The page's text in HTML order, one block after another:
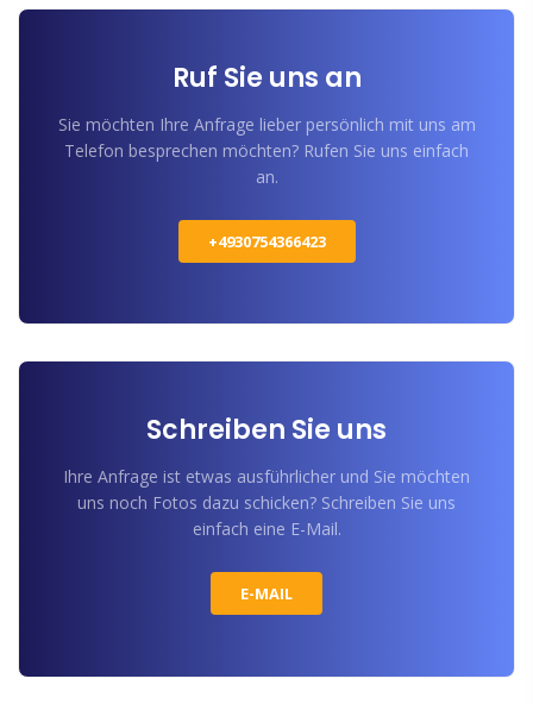
Ruf Sie uns an
Sie möchten Ihre Anfrage lieber persönlich mit uns am
Telefon besprechen möchten? Rufen Sie uns einfach
an.
+4930754366423
Schreiben Sie uns
Ihre Anfrage ist etwas ausführlicher und Sie möchten
uns noch Fotos dazu schicken? Schreiben Sie uns
einfach eine E-Mail.
E-MAIL